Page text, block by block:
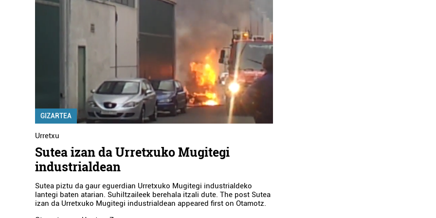
GIZARTEA
Urretxu
Sutea izan da Urretxuko Mugitegi
industrialdean
Sutea piztu da gaur eguerdian Urretxuko Mugitegi industrialdeko
lantegi baten atarian. Suhiltzaileek berehala itzali dute. The post Sutea
izan da Urretxuko Mugitegi industrialdean appeared first on Otamotz.